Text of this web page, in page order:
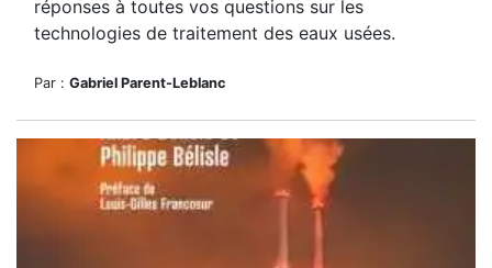
réponses à toutes vos questions sur les
technologies de traitement des eaux usées.
Par : Gabriel Parent-Leblanc